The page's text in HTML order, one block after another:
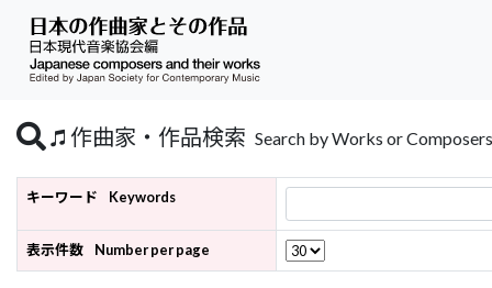
作曲家・作品検索 Search by Works or Composers
キーワード Keywords
表示件数 Number per page